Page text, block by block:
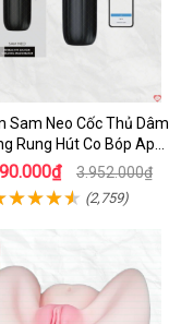
Sam Neo Cốc Thủ Dâm
Rung Hút Co Bóp App
Điều Khiển3.952.000₫
(2,759)